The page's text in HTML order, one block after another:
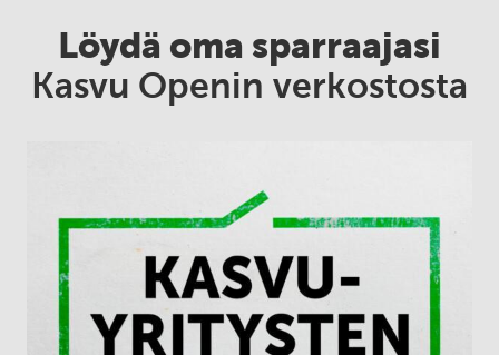
Löydä oma sparraajasi
Kasvu Openin verkostosta